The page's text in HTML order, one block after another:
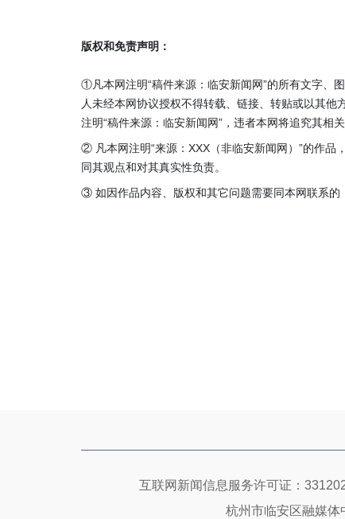
版权和免责声明：
①凡本网注明“稿件来源：临安新闻网”的所有文字、
人未经本网协议授权不得转载、链接、转贴或以其
注明“稿件来源：临安新闻网”，违者本网将追究其相关
② 凡本网注明“来源：XXX（非临安新闻网）”的作品
同其观点和对其真实性负责。
③ 如因作品内容、版权和其它问题需要同本网联系的
互联网新闻信息服务许可证：
杭州市临安区融媒体